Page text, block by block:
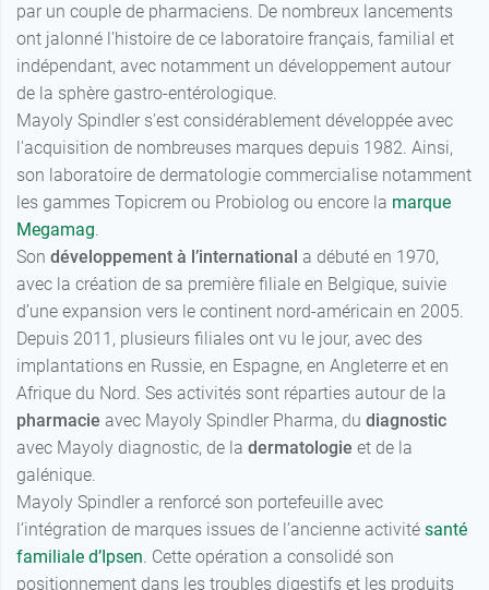
par un couple de pharmaciens. De nombreux lancements
ont jalonné l’histoire de ce laboratoire français, familial et
indépendant, avec notamment un développement autour
de la sphère gastro-entérologique.
Mayoly Spindler s'est considérablement développée avec
l'acquisition de nombreuses marques depuis 1982. Ainsi,
son laboratoire de dermatologie commercialise notamment
les gammes Topicrem ou Probiolog ou encore la marque
Megamag.
Son développement à l’international a débuté en 1970,
avec la création de sa première filiale en Belgique, suivie
d’une expansion vers le continent nord-américain en 2005.
Depuis 2011, plusieurs filiales ont vu le jour, avec des
implantations en Russie, en Espagne, en Angleterre et en
Afrique du Nord. Ses activités sont réparties autour de la
pharmacie avec Mayoly Spindler Pharma, du diagnostic
avec Mayoly diagnostic, de la dermatologie et de la
galénique.
Mayoly Spindler a renforcé son portefeuille avec
l’intégration de marques issues de l’ancienne activité santé
familiale d’Ipsen. Cette opération a consolidé son
positionnement dans les troubles digestifs et les produits